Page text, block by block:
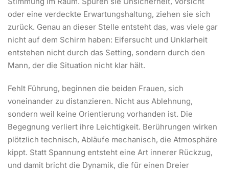
oder eine verdeckte Erwartungshaltung, ziehen sie sich
zurück. Genau an dieser Stelle entsteht das, was viele gar
nicht auf dem Schirm haben: Eifersucht und Unklarheit
entstehen nicht durch das Setting, sondern durch den
Mann, der die Situation nicht klar hält.
Fehlt Führung, beginnen die beiden Frauen, sich
voneinander zu distanzieren. Nicht aus Ablehnung,
sondern weil keine Orientierung vorhanden ist. Die
Begegnung verliert ihre Leichtigkeit. Berührungen wirken
plötzlich technisch, Abläufe mechanisch, die Atmosphäre
kippt. Statt Spannung entsteht eine Art innerer Rückzug,
und damit bricht die Dynamik, die für einen Dreier